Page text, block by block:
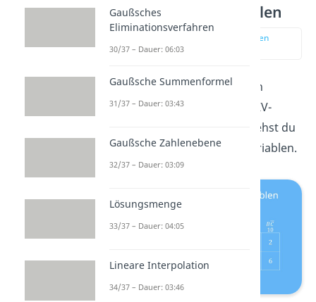
KV-Diagramm 3 Variablen
zur Stelle im Video springen
(01:43)
Je nachdem, wie viele Variablen
verwendet werden, sieht das KV-
Diagramm anders aus. Hier siehst du
die Diagramme für 2 und 3 Variablen.
Gaußsches
Eliminationsverfahren
30/37 – Dauer: 06:03
Gaußsche Summenformel
31/37 – Dauer: 03:43
Gaußsche Zahlenebene
32/37 – Dauer: 03:09
Lösungsmenge
33/37 – Dauer: 04:05
Lineare Interpolation
34/37 – Dauer: 03:46